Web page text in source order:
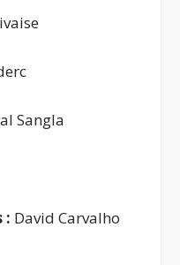
Sangla
: David Carvalho